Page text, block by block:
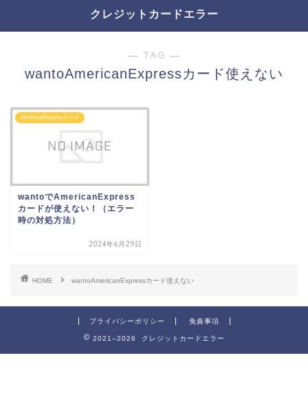
クレジットカードエラー
― TAG ―
wantoAmericanExpressカード使えない
AmericanExpressカード
wantoでAmericanExpress
カードが使えない！（エラー
時の対処方法）
2024年6月29日
HOME wantoAmericanExpressカード使えない
プライバシーポリシー 免責事項
2021–2026 クレジットカードエラー